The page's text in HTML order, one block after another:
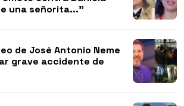
una señorita..."
de José Antonio Neme
grave accidente de